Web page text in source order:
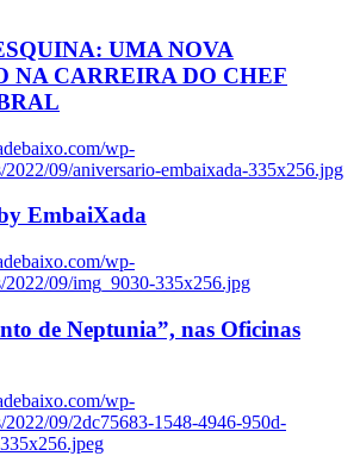
UMA NOVA
NA CARREIRA DO CHEF
wp-
2022/09/aniversario-embaixada-335x256.jpg
EmbaiXada
wp-
2022/09/img_9030-335x256.jpg
de Neptunia”, nas Oficinas
wp-
2022/09/2dc75683-1548-4946-950d-